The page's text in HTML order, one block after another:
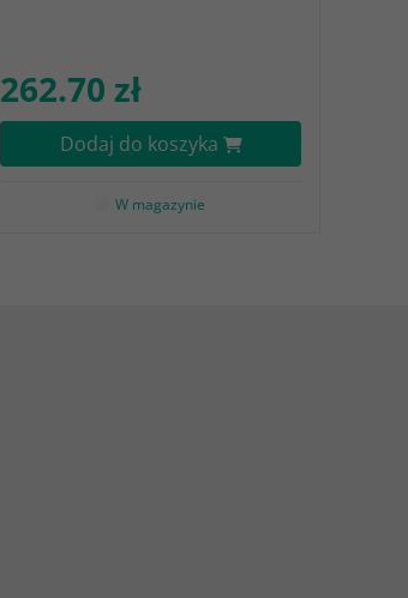
262.70 zł
Dodaj do koszyka
W magazynie